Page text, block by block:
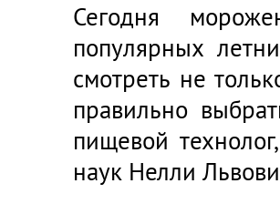
Сегодня
популярных
смотреть не
правильно
пищевой
наук Нелли